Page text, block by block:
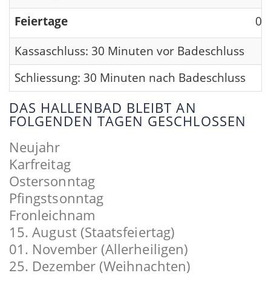
Feiertage
Kassaschluss: 30 Minuten vor Badeschluss
Schliessung: 30 Minuten nach Badeschluss
DAS HALLENBAD BLEIBT AN
FOLGENDEN TAGEN GESCHLOSSEN
Neujahr
Karfreitag
Ostersonntag
Pfingstsonntag
Fronleichnam
15. August (Staatsfeiertag)
01. November (Allerheiligen)
25. Dezember (Weihnachten)